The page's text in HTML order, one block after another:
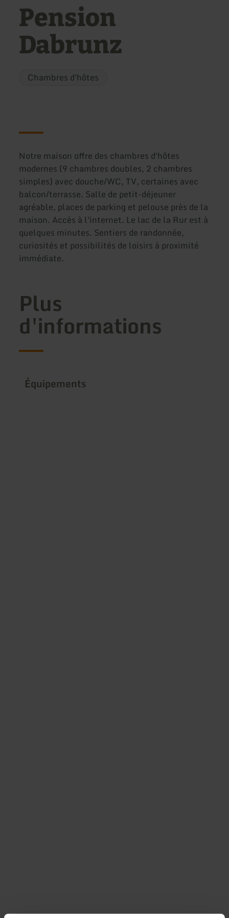
Pension
Dabrunz
Chambres d'hôtes
Notre maison offre des chambres d'hôtes
modernes (9 chambres doubles, 2 chambres
simples) avec douche/WC, TV, certaines avec
balcon/terrasse. Salle de petit-déjeuner
agréable, places de parking et pelouse près de la
maison. Accès à l'internet. Le lac de la Rur est à
quelques minutes. Sentiers de randonnée,
curiosités et possibilités de loisirs à proximité
immédiate.
Plus
d'informations
Équipements